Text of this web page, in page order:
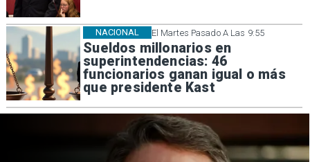
El Martes Pasado A Las 9:55
Sueldos millonarios en
superintendencias: 46
funcionarios ganan igual o más
que presidente Kast
NACIONAL